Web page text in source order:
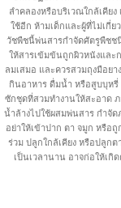
ลำคลองหรือบริเวณใกล้เคีย
ใช้อีก ห้ามเด็กและผู้ที่ไม่เกี่ย
วัชพืชนี้พ่นสารกำจัดศัตรูพืชช
ให้สารเข้มข้นถูกผิวหนังและ
ลมเสมอ และควรสวมถุงมือย
กินอาหาร ดื่มน้ำ หรือสูบบุหรี่
ซักชุดที่สวมทำงานให้สะอาด ภ
น้ำล้างไปใช้ผสมพ่นสาร กำจัด
อย่าให้เข้าปาก ตา จมูก หรือ
ร่วม ปลูกใกล้เคียง หรือปลูก
เป็นเวลานาน อาจก่อให้เกิ